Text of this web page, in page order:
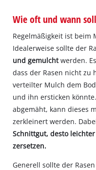
Wie oft und wann
Regelmäßigkeit ist beim
Idealerweise sollte der
und gemulchtwerden.
dass der Rasen nicht zu
verteilter Mulch dem
und ihn ersticken
abgemäht, kann dieses
zerkleinert werden.
Schnittgut, desto
zersetzen.
Generell sollte der